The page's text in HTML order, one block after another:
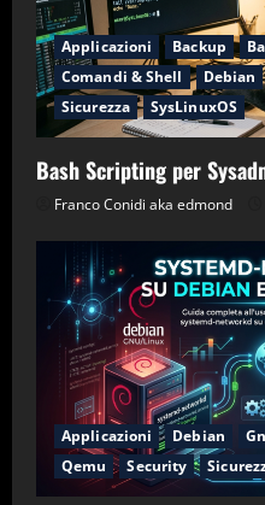
Applicazioni Backup
Comandi & Shell
Debian
Sicurezza
SysLinuxOS
Bash Scripting per
Franco Conidi aka edmond
Applicazioni Debian
Qemu
Security